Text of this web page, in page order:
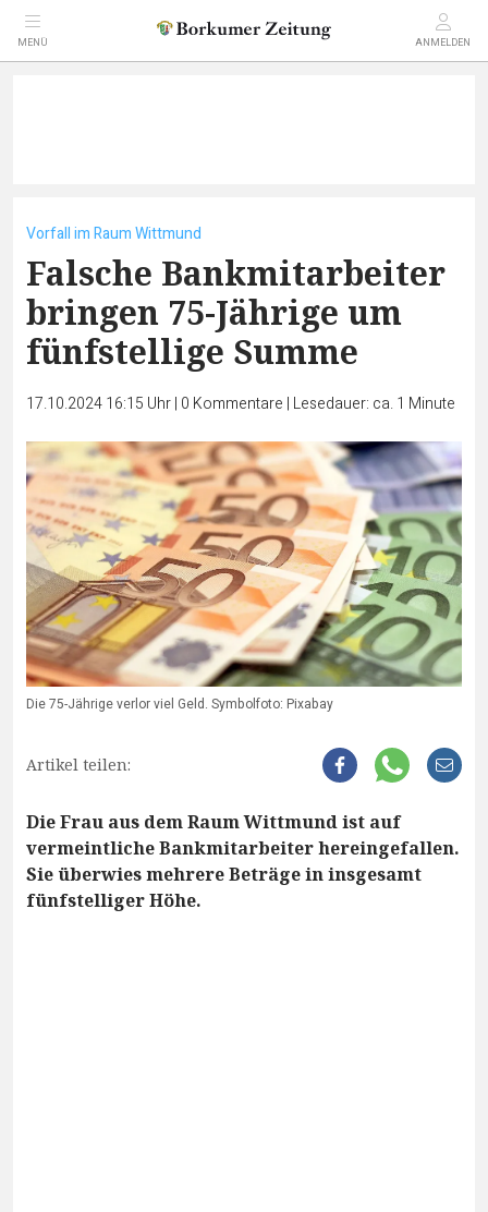
MENÜ ANMELDEN
Vorfall im Raum Wittmund
Falsche Bankmitarbeiter
bringen 75-Jährige um
fünfstellige Summe
17.10.2024 16:15 Uhr| 0 Kommentare | Lesedauer: ca. 1 Minute
Die 75-Jährige verlor viel Geld. Symbolfoto: Pixabay
Artikel teilen:
Die Frau aus dem Raum Wittmund ist auf
vermeintliche Bankmitarbeiter hereingefallen.
Sie überwies mehrere Beträge in insgesamt
fünfstelliger Höhe.